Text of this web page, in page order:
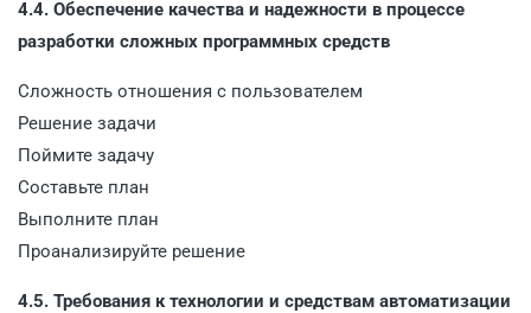
4.4. Обеспечение качества и надежности в процессе
разработки сложных программных средств
Сложность отношения с пользователем
Решение задачи
Поймите задачу
Составьте план
Выполните план
Проанализируйте решение
4.5. Требования к технологии и средствам автоматизации